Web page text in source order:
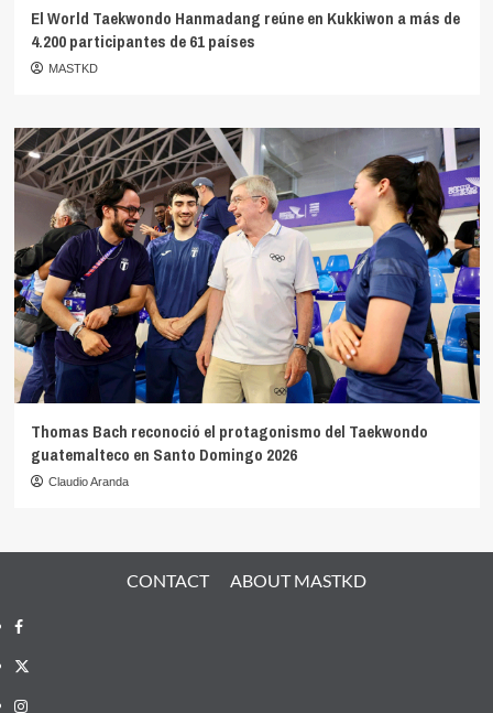
El World Taekwondo Hanmadang reúne en Kukkiwon a más de
4.200 participantes de 61 países
MASTKD
Thomas Bach reconoció el protagonismo del Taekwondo
guatemalteco en Santo Domingo 2026
Claudio Aranda
CONTACT ABOUT MASTKD
Facebook
X
Instagram